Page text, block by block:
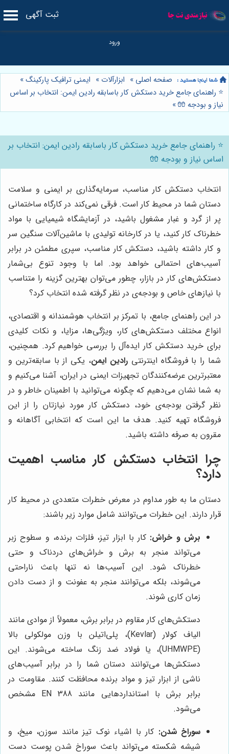
ثبت آگهی
صفحه اصلی » ابزارآلات » ایمنی ترافیک پارکینگ»
⭐️ راهنمای جامع خرید دستکش کار باسابقه رادین ایمن: انتخاب بر اساس
نیاز و بودجه 🧤»
⭐️ راهنمای جامع خرید دستکش کار باسابقه رادین ایمن: انتخاب بر
اساس نیاز و بودجه 🧤
انتخاب دستکش کار مناسب، سرمایه‌گذاری بر ایمنی و سلامت
دستان شما در محیط کار است. فرقی نمی‌کند در کارگاه ساختمانی
پر از گرد و غبار مشغول باشید، در آزمایشگاه شیمیایی با مواد
خطرناک کار کنید، یا در کارخانه تولیدی با ماشین‌آلات سنگین سر
و کار داشته باشید، دستکش کار مناسب، سپری مطمئن در برابر
آسیب‌های احتمالی خواهد بود. اما با وجود تنوع بی‌شمار
دستکش‌های کار در بازار، چطور می‌توان بهترین گزینه را متناسب
با نیازهای خاص و بودجه‌ی در نظر گرفته شده انتخاب کرد؟
در این راهنمای جامع، با تمرکز بر انتخاب هوشمندانه و اقتصادی،
انواع مختلف دستکش‌های کار، ویژگی‌ها، مزایا، و نکات کلیدی
برای خرید دستکش کار ایده‌آل را بررسی خواهیم کرد. همچنین،
شما را با فروشگاه اینترنتیرادین ایمن، یکی از با سابقه‌ترین و
معتبرترین عرضه‌کنندگان تجهیزات ایمنی در ایران، آشنا می‌کنیم و
به شما نشان می‌دهیم که چگونه می‌توانید با اطمینان خاطر و در
نظر گرفتن بودجه‌ی خود، دستکش کار مورد نیازتان را از این
فروشگاه تهیه کنید. هدف ما این است که انتخابی آگاهانه و
مقرون به صرفه داشته باشید.
چرا انتخاب دستکش کار مناسب اهمیت
دارد؟
دستان ما به طور مداوم در معرض خطرات متعددی در محیط کار
قرار دارند. این خطرات می‌توانند شامل موارد زیر باشند:
برش و خراش: کار با ابزار تیز، فلزات برنده، و سطوح زبر
می‌تواند منجر به برش و خراش‌های دردناک و حتی
خطرناک شود. این آسیب‌ها نه تنها باعث ناراحتی
می‌شوند، بلکه می‌توانند منجر به عفونت و از دست دادن
زمان کاری شوند.
دستکش‌های کار مقاوم در برابر برش، معمولاً از موادی مانند
الیاف کولار (Kevlar)، پلی‌اتیلن با وزن مولکولی بالا
(UHMWPE)، یا فولاد ضد زنگ ساخته می‌شوند. این
دستکش‌ها می‌توانند دستان شما را در برابر آسیب‌های
ناشی از ابزار تیز و مواد برنده محافظت کنند. مقاومت در
برابر برش با استانداردهایی مانند EN 388 مشخص
می‌شود.
سوراخ شدن: کار با اشیاء نوک تیز مانند سوزن، میخ، و
شیشه شکسته می‌تواند باعث سوراخ شدن پوست دست